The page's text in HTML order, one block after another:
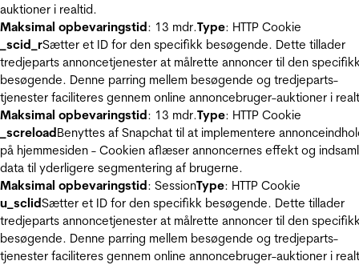
auktioner i realtid.
Maksimal opbevaringstid: 13 mdr.Type: HTTP Cookie
_scid_rSætter et ID for den specifikk besøgende. Dette tillader
tredjeparts annoncetjenester at målrette annoncer til den
besøgende. Denne parring mellem besøgende og tredjeparts-
tjenester faciliteres gennem online annoncebruger-auktioner i
Maksimal opbevaringstid: 13 mdr.Type: HTTP Cookie
_screloadBenyttes af Snapchat til at implementere
på hjemmesiden - Cookien aflæser annoncernes effekt og
data til yderligere segmentering af brugerne.
Maksimal opbevaringstid: SessionType: HTTP Cookie
u_sclidSætter et ID for den specifikk besøgende. Dette tillader
tredjeparts annoncetjenester at målrette annoncer til den
besøgende. Denne parring mellem besøgende og tredjeparts-
tjenester faciliteres gennem online annoncebruger-auktioner i